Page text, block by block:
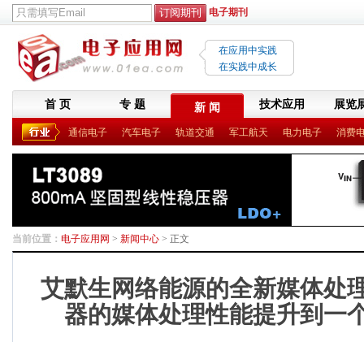
电子期刊
在应用中实践
在实践中成长
首 页 专 题 新 闻 技术应用 展览
通信电子 汽车电子 轨道交通 军工航天 电力电子 消费
当前位置： 电子应用网 > 新闻中心 > 正文
艾默生网络能源的全新媒体处
器的媒体处理性能提升到一